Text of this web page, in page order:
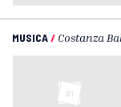
MUSICA/ Costanza